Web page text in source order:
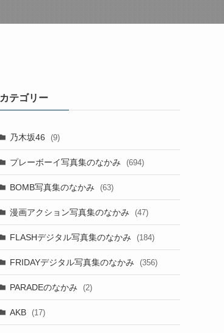
カテゴリー
乃木坂46 (9)
プレーボーイ写真集のなかみ (694)
BOMB写真集のなかみ (63)
漫画アクション写真集のなかみ (47)
FLASHデジタル写真集のなかみ (184)
FRIDAYデジタル写真集のなかみ (356)
PARADEのなかみ (2)
AKB (17)